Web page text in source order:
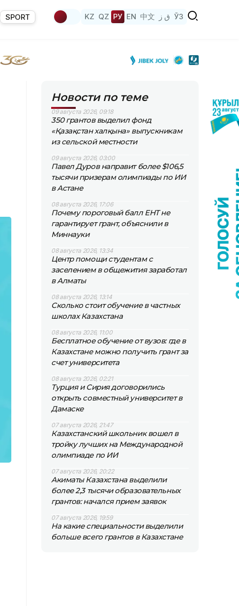
SPORT KZ QZ РУ EN 中文 ق ز ЎЗ
Новости по теме
09 августа 2026, 09:18
350 грантов выделил фонд
«Қазақстан халқына» выпускникам
из сельской местности
09 августа 2026, 03:00
Павел Дуров направит более $106,5
тысячи призерам олимпиады по ИИ
в Астане
08 августа 2026, 17:06
Почему пороговый балл ЕНТ не
гарантирует грант, объяснили в
Миннауки
08 августа 2026, 13:34
Центр помощи студентам с
заселением в общежития заработал
в Алматы
08 августа 2026, 13:14
Сколько стоит обучение в частных
школах Казахстана
08 августа 2026, 11:00
Бесплатное обучение от вузов: где в
Казахстане можно получить грант за
счет университета
08 августа 2026, 02:21
Турция и Сирия договорились
открыть совместный университет в
Дамаске
07 августа 2026, 21:47
Казахстанский школьник вошел в
тройку лучших на Международной
олимпиаде по ИИ
07 августа 2026, 20:22
Акиматы Казахстана выделили
более 2,3 тысячи образовательных
грантов: начался прием заявок
07 августа 2026, 19:59
На какие специальности выделили
больше всего грантов в Казахстане